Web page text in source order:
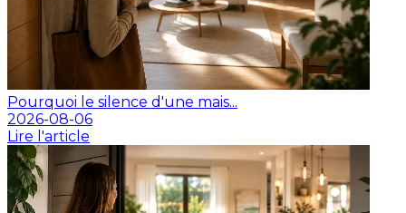
Pourquoi le silence d'une mais...
2026-08-06
Lire l'article